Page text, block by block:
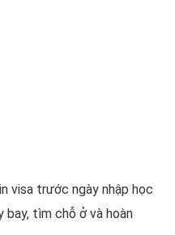
visa trước ngày nhập học
tìm chỗ ở và hoàn